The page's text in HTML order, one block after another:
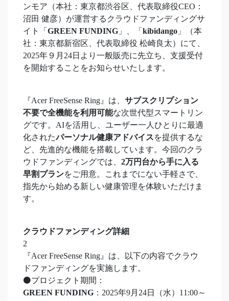
ンモア（本社：東京都渋谷区、代表取締役CEO：
沼田 健彦）が運営するクラウドファンディングサ
イト「 GREEN FUNDING 」、「 kibidango 」（本
社：東京都新宿区、代表取締役 松崎良太）にて、
2025年９月24日より一般販売に先立ち、支援受付
を開始することをお知らせいたします。
『Acer FreeSense Ring』は、 サブスクリプション
不要で全機能を利用可能な次世代型スマートリン
グです。AIを活用し、ユーザー一人ひとりに最適
化されたパーソナル健康アドバイスを提供するな
ど、先進的な機能を搭載しています。今回のクラ
ウドファンディングでは、 2万円台から手に入る
早割プランをご用意。これまでにない手軽さで、
指先から始める新しい健康管理を体験いただけま
す。
クラウドファンディング詳細
2
『Acer FreeSense Ring』は、以下の内容でクラウ
ドファンディングを実施します。
⚫プロジェクト期間：
GREEN FUNDING ：2025年9月24日（水）11:00～